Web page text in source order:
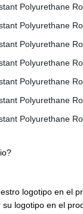
logotipo en el
logotipo en el